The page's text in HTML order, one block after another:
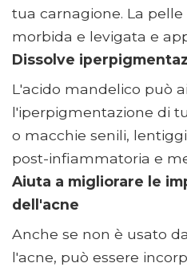
tua carnagione. La
morbida e levigata e
Dissolve
L'acido mandelico può
l'iperpigmentazione di
o macchie senili,
post-infiammatoria e
Aiuta a migliorare le
dell'acne
Anche se non è usato
l'acne, può essere